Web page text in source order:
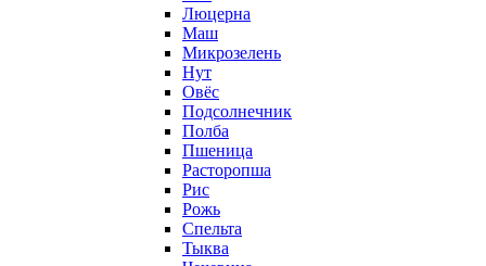
Люцерна
Маш
Микрозелень
Нут
Овёс
Подсолнечник
Полба
Пшеница
Расторопша
Рис
Рожь
Спельта
Тыква